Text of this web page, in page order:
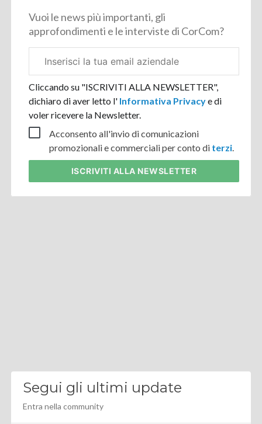
Vuoi le news più importanti, gli
approfondimenti e le interviste di CorCom?
aziendale
Cliccando su "ISCRIVITI ALLA NEWSLETTER",
dichiaro di aver letto l' Informativa Privacye di
voler ricevere la Newsletter.
Acconsento all'invio di comunicazioni
promozionali e commerciali per conto di terzi.
ISCRIVITI ALLA NEWSLETTER
Segui gli ultimi update
Entra nella community